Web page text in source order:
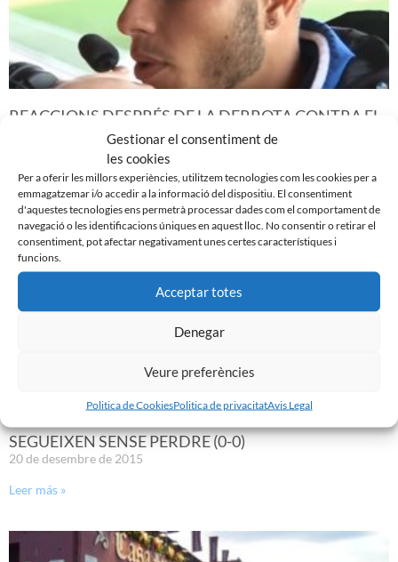
Gestionar el consentiment de
les cookies
Per a oferir les millors experiències, utilitzem tecnologies com les cookies per a
emmagatzemar i/o accedir a la informació del dispositiu. El consentiment
d'aquestes tecnologies ens permetrà processar dades com el comportament de
navegació o les identificacions úniques en aquest lloc. No consentir o retirar el
consentiment, pot afectar negativament unes certes característiques i
funcions.
Acceptar totes
Denegar
Veure preferències
Politica de CookiesPolitica de privacitatAvis Legal
REACCIONS DESPRÉS DE LA DERROTA CONTRA EL
VALENCIA MESTALLA
21 de desembre de 2015
Leer más »
SEGUEIXEN SENSE PERDRE (0-0)
20 de desembre de 2015
Leer más »